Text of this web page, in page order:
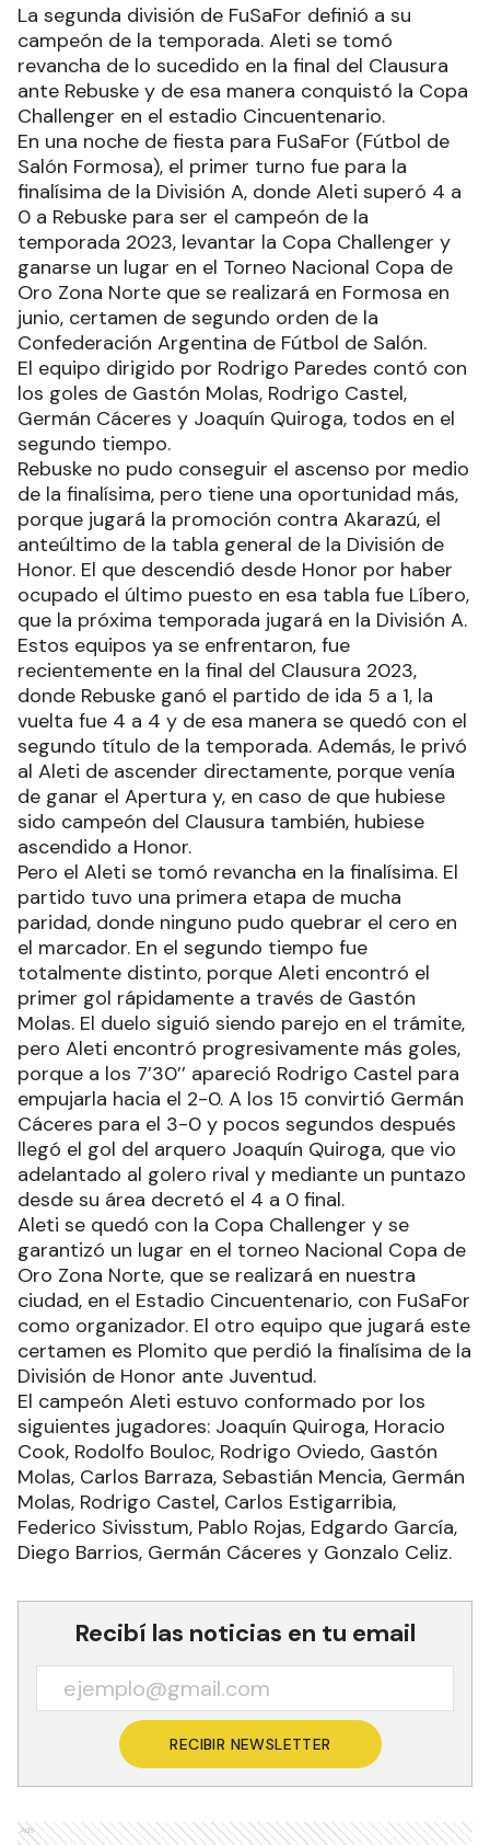
La segunda división de FuSaFor definió a su
campeón de la temporada. Aleti se tomó
revancha de lo sucedido en la final del Clausura
ante Rebuske y de esa manera conquistó la Copa
Challenger en el estadio Cincuentenario.
En una noche de fiesta para FuSaFor (Fútbol de
Salón Formosa), el primer turno fue para la
finalísima de la División A, donde Aleti superó 4 a
0 a Rebuske para ser el campeón de la
temporada 2023, levantar la Copa Challenger y
ganarse un lugar en el Torneo Nacional Copa de
Oro Zona Norte que se realizará en Formosa en
junio, certamen de segundo orden de la
Confederación Argentina de Fútbol de Salón.
El equipo dirigido por Rodrigo Paredes contó con
los goles de Gastón Molas, Rodrigo Castel,
Germán Cáceres y Joaquín Quiroga, todos en el
segundo tiempo.
Rebuske no pudo conseguir el ascenso por medio
de la finalísima, pero tiene una oportunidad más,
porque jugará la promoción contra Akarazú, el
anteúltimo de la tabla general de la División de
Honor. El que descendió desde Honor por haber
ocupado el último puesto en esa tabla fue Líbero,
que la próxima temporada jugará en la División A.
Estos equipos ya se enfrentaron, fue
recientemente en la final del Clausura 2023,
donde Rebuske ganó el partido de ida 5 a 1, la
vuelta fue 4 a 4 y de esa manera se quedó con el
segundo título de la temporada. Además, le privó
al Aleti de ascender directamente, porque venía
de ganar el Apertura y, en caso de que hubiese
sido campeón del Clausura también, hubiese
ascendido a Honor.
Pero el Aleti se tomó revancha en la finalísima. El
partido tuvo una primera etapa de mucha
paridad, donde ninguno pudo quebrar el cero en
el marcador. En el segundo tiempo fue
totalmente distinto, porque Aleti encontró el
primer gol rápidamente a través de Gastón
Molas. El duelo siguió siendo parejo en el trámite,
pero Aleti encontró progresivamente más goles,
porque a los 7’30’’ apareció Rodrigo Castel para
empujarla hacia el 2-0. A los 15 convirtió Germán
Cáceres para el 3-0 y pocos segundos después
llegó el gol del arquero Joaquín Quiroga, que vio
adelantado al golero rival y mediante un puntazo
desde su área decretó el 4 a 0 final.
Aleti se quedó con la Copa Challenger y se
garantizó un lugar en el torneo Nacional Copa de
Oro Zona Norte, que se realizará en nuestra
ciudad, en el Estadio Cincuentenario, con FuSaFor
como organizador. El otro equipo que jugará este
certamen es Plomito que perdió la finalísima de la
División de Honor ante Juventud.
El campeón Aleti estuvo conformado por los
siguientes jugadores: Joaquín Quiroga, Horacio
Cook, Rodolfo Bouloc, Rodrigo Oviedo, Gastón
Molas, Carlos Barraza, Sebastián Mencia, Germán
Molas, Rodrigo Castel, Carlos Estigarribia,
Federico Sivisstum, Pablo Rojas, Edgardo García,
Diego Barrios, Germán Cáceres y Gonzalo Celiz.
Recibí las noticias en tu email
RECIBIR NEWSLETTER
Ads